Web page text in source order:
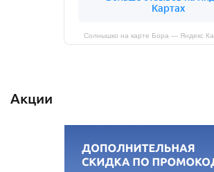
Солнышко на карте Бора — Яндекс
Акции